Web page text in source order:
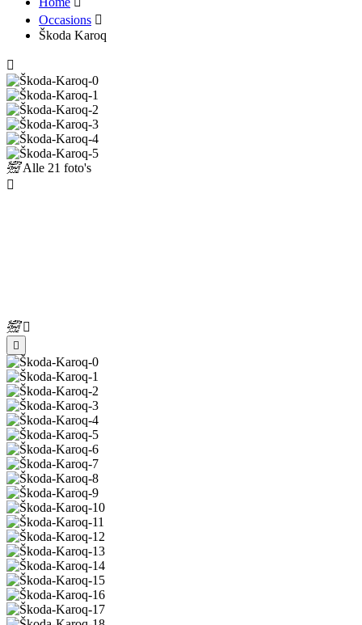
Occasions
Škoda Karoq
Alle 21 foto's